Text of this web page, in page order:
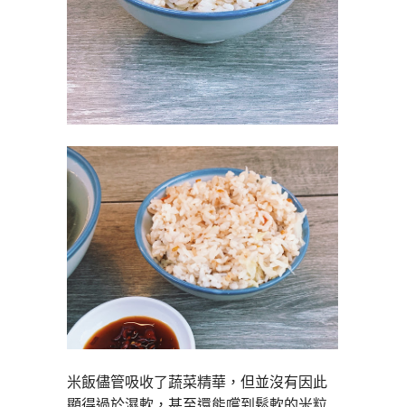
米飯儘管吸收了蔬菜精華，但並沒有因此